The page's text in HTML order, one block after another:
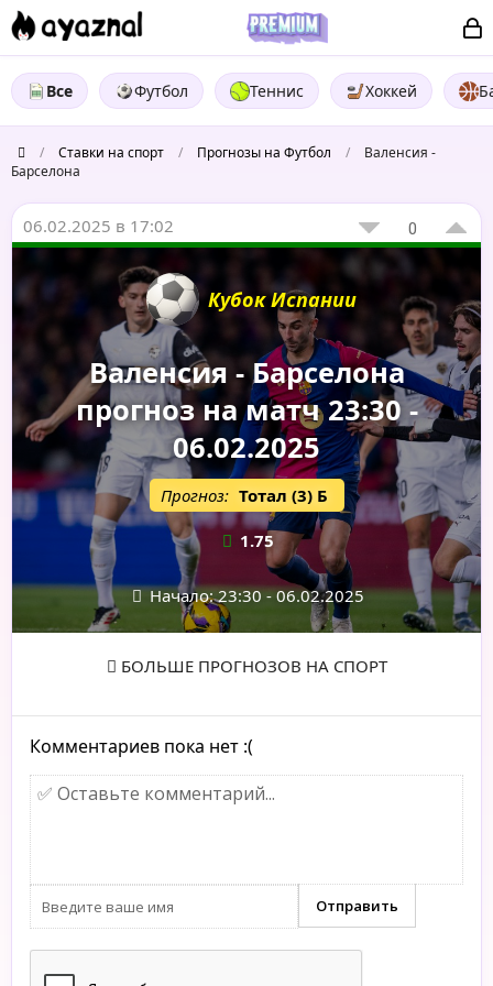
Все Футбол Теннис Хоккей
/ Ставки на спорт / Прогнозы на Футбол /
Валенсия -
Барселона
06.02.2025 в 17:02 0
Кубок Испании
Валенсия - Барселона
прогноз на матч 23:30 -
06.02.2025
Прогноз: Тотал (3) Б
1.75
Начало: 23:30 - 06.02.2025
БОЛЬШЕ ПРОГНОЗОВ НА СПОРТ
Комментариев пока нет :(